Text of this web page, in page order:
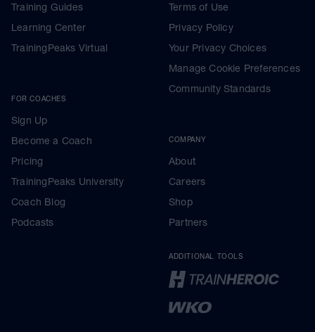
Training Guides
Learning Center
TrainingPeaks Virtual
FOR COACHES
Sign Up
Become a Coach
Pricing
TrainingPeaks University
Coach Blog
Podcasts
Terms of Use
Privacy Policy
Your Privacy Choices
Manage Cookie Preferences
Community Standards
COMPANY
About
Careers
Shop
Partners
ADDITIONAL TOOLS